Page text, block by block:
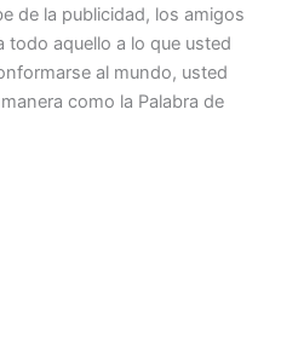
de la publicidad, los amigos
todo aquello a lo que usted
al mundo, usted
como la Palabra de